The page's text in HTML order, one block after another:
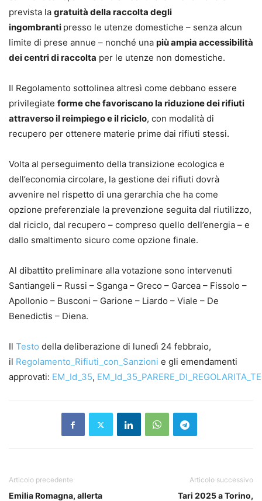
prevista la gratuità della raccolta degli
ingombranti presso le utenze domestiche – senza alcun
limite di prese annue – nonché una più ampia accessibilità
dei centri di raccolta per le utenze non domestiche.
Il Regolamento sottolinea altresì come debbano essere
privilegiate forme che favoriscano la riduzione dei rifiuti
attraverso il reimpiego e il riciclo, con modalità di
recupero per ottenere materie prime dai rifiuti stessi.
Volta al perseguimento della transizione ecologica e
dell’economia circolare, la gestione dei rifiuti dovrà
avvenire nel rispetto di una gerarchia che ha come
opzione preferenziale la prevenzione seguita dal riutilizzo,
dal riciclo, dal recupero – compreso quello dell’energia – e
dallo smaltimento sicuro come opzione finale.
Al dibattito preliminare alla votazione sono intervenuti
Santiangeli – Russi – Sganga – Greco – Garcea – Fissolo –
Apollonio – Busconi – Garione – Liardo – Viale – De
Benedictis – Diena.
Il Testo della deliberazione di lunedì 24 febbraio,
il Regolamento_Rifiuti_con_Sanzioni e gli emendamenti
approvati: EM_Id_35,
Articolo precedente
Emilia Romagna, allerta
Articolo successivo
Tari 2025 a Torino,